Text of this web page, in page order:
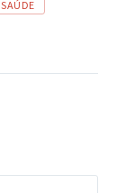
SAÚDE